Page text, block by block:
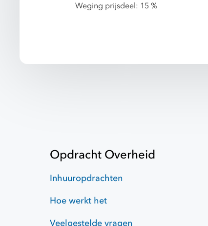
Weging prijsdeel: 15 %
Opdracht Overheid
Inhuuropdrachten
Hoe werkt het
Veelgestelde vragen